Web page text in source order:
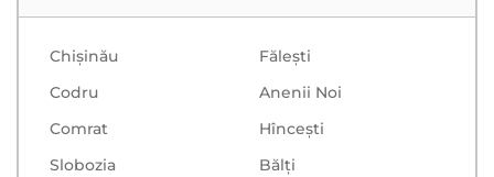
Chișinău
Făleşti
Codru
Anenii Noi
Comrat
Hînceşti
Slobozia
Bălţi